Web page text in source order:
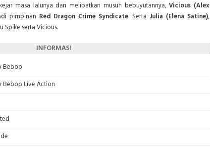
masa lalunya dan melibatkan musuh bebuyutannya,Vicious (Alex
pimpinan Red Dragon Crime Syndicate. Serta Julia (Elena Satine),
Spike serta Vicious.
INFORMASI
Bebop
Bebop Live Action